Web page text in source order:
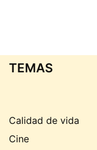
TEMAS
Calidad de vida
Cine